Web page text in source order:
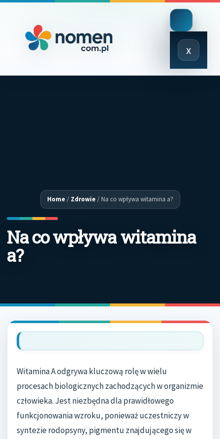
x
Close
Menu
Home / Zdrowie /Na co wpływa witamina a?
Na co wpływa witamina
a?
Witamina A odgrywa kluczową rolę w wielu
procesach biologicznych zachodzących w organizmie
człowieka. Jest niezbędna dla prawidłowego
funkcjonowania wzroku, ponieważ uczestniczy w
syntezie rodopsyny, pigmentu znajdującego się w